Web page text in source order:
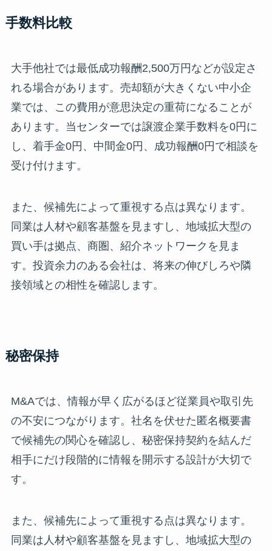
手数料比較
大手他社では最低成功報酬2,500万円などが設定さ
れる場合があります。売却額が大きくない中小企
業では、この費用が意思決定の重荷になることが
あります。当センターでは譲渡企業手数料を0円に
し、着手金0円、中間金0円、成功報酬0円で相談を
受け付けます。
また、候補先によって重視する点は異なります。
同業は人材や顧客基盤を見ますし、地域拡大型の
買い手は拠点、商圏、紹介ネットワークを見ま
す。投資余力のある会社は、将来の伸びしろや隣
接領域との相性を確認します。
秘密保持
M&Aでは、情報が早く広がるほど従業員や取引先
の不安につながります。社名を伏せた匿名概要書
で候補先の関心を確認し、秘密保持契約を結んだ
相手にだけ段階的に情報を開示する設計が大切で
す。
また、候補先によって重視する点は異なります。
同業は人材や顧客基盤を見ますし、地域拡大型の